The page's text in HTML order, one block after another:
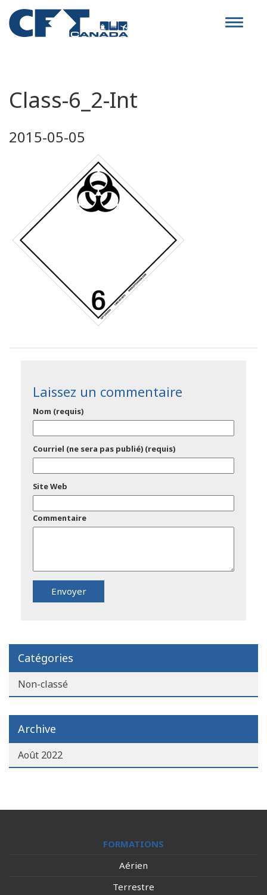
Toggle
Class-6_2-Int
2015-05-05
Laissez un commentaire
Nom (requis)
Courriel (ne sera pas publié) (requis)
Site Web
Commentaire
Catégories
Non-classé
Archive
Août 2022
FORMATIONS
Aérien
Terrestre